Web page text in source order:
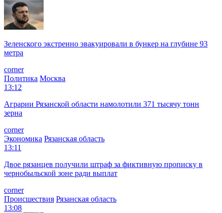
Зеленского экстренно эвакуировали в бункер на глубине 93
метра
corner
Политика Москва
13:12
Аграрии Рязанской области намолотили 371 тысячу тонн
зерна
corner
Экономика Рязанская область
13:11
Двое рязанцев получили штраф за фиктивную прописку в
чернобыльской зоне ради выплат
corner
Происшествия Рязанская область
13:08